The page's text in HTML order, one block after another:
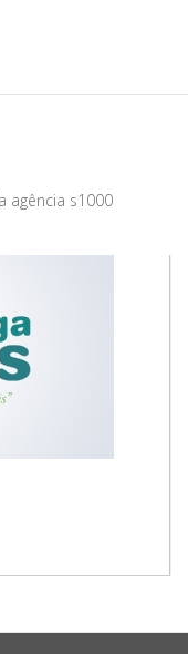
agência s1000